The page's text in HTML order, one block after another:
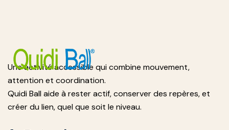
Une activité accessible qui combine mouvement,
attention et coordination.
Quidi Ball aide à rester actif, conserver des repères, et
créer du lien, quel que soit le niveau.